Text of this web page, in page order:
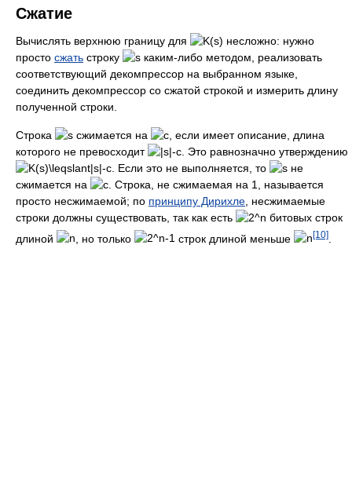
Сжатие
Вычислять верхнюю границу для
несложно: нужно
просто сжать строку
каким-либо методом, реализовать
соответствующий декомпрессор на выбранном языке,
соединить декомпрессор со сжатой строкой и измерить длину
полученной строки.
Строка сжимается на
, если имеет описание, длина
которого не превосходит
. Это равнозначно утверждению
. Если это не выполняется, то
не
сжимается на
. Строка, не сжимаемая на 1, называется
просто несжимаемой; по принципу Дирихле , несжимаемые
строки должны существовать, так как есть
битовых строк
длиной
, но только строк длиной меньше [10]